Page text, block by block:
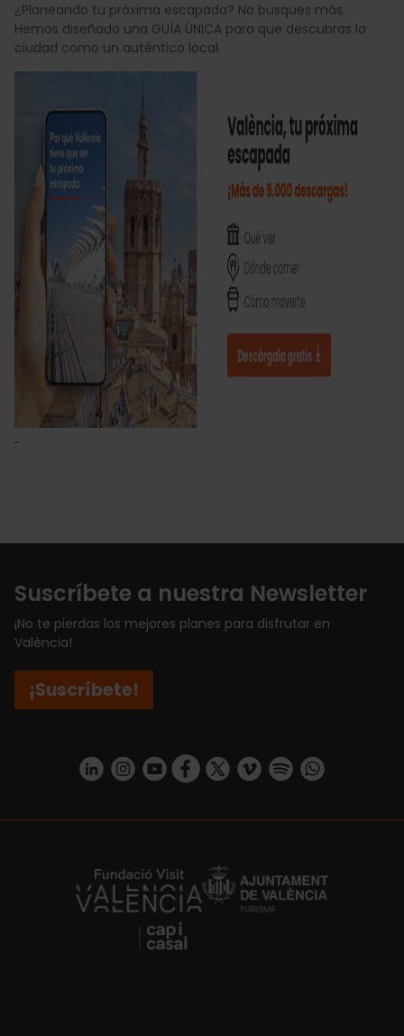
¿Planeando tu próxima escapada? No busques más.
Hemos diseñado una GUÍA ÚNICA para que descubras la
ciudad como un auténtico local.
Suscríbete a nuestra Newsletter
¡No te pierdas los mejores planes para disfrutar en
València!
¡Suscríbete!
https://www.linkedin.com/company/turismo-valencia/mycompany/
https://www.instagram.com/visit_valencia/
https://www.youtube.com/user/
https://www.facebook.com/
https://twitter.com/
https://vimeo.com/
https://https://api.whatsapp.com/
https://fundacion.visitvalencia.com/